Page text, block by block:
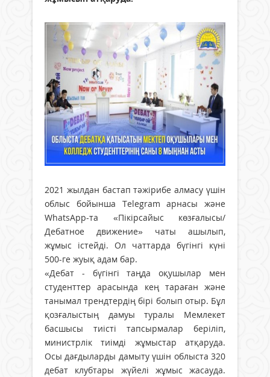
2021 жылдан бастап тәжірибе алмасу үшін
облыс бойынша Telegram арнасы және
WhatsApp-та «Пікірсайыс көзғалысы/
Дебатное движение» чаты ашылып,
жұмыс істейді. Ол чаттарда бүгінгі күні
500-ге жуық адам бар.
«Дебат - бүгінгі таңда оқушылар мен
студенттер арасында кең тараған және
танымал трендтердің бірі болып отыр. Бұл
қозғалыстың дамуы туралы Мемлекет
басшысы тиісті тапсырмалар беріліп,
министрлік тиімді жұмыстар атқаруда.
Осы дағдыларды дамыту үшін облыста 320
дебат клубтары жүйелі жұмыс жасауда.